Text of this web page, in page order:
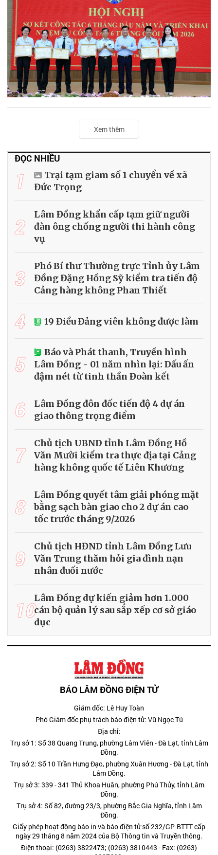
Xem thêm
ĐỌC NHIỀU
1
Trại tạm giam số 1 chuyển về xã
Đức Trọng
2
Lâm Đồng khẩn cấp tạm giữ người
đàn ông chống người thi hành công
vụ
3
Phó Bí thư Thường trực Tỉnh ủy Lâm
Đồng Đặng Hồng Sỹ kiểm tra tiến độ
Cảng hàng không Phan Thiết
4 19 Điều Đảng viên không được làm
5
Báo và Phát thanh, Truyền hình
Lâm Đồng - 01 năm nhìn lại: Dấu ấn
đậm nét từ tinh thần Đoàn kết
6
Lâm Đồng đôn đốc tiến độ 4 dự án
giao thông trọng điểm
7
Chủ tịch UBND tỉnh Lâm Đồng Hồ
Văn Mười kiểm tra thực địa tại Cảng
hàng không quốc tế Liên Khương
8
Lâm Đồng quyết tâm giải phóng mặt
bằng sạch bàn giao cho 2 dự án cao
tốc trước tháng 9/2026
9
Chủ tịch HĐND tỉnh Lâm Đồng Lưu
Văn Trung thăm hỏi gia đình nạn
nhân đuối nước
10Lâm Đồng dự kiến giảm hơn 1.000
cán bộ quản lý sau sắp xếp cơ sở giáo
dục
BÁO LÂM ĐỒNG ĐIỆN TỬ
Giám đốc: Lê Huy Toàn
Phó Giám đốc phụ trách báo điện tử: Vũ Ngọc Tú
Địa chỉ:
Trụ sở 1: Số 38 Quang Trung, phường Lâm Viên - Đà Lạt, tỉnh Lâm
Đồng.
Trụ sở 2: Số 10 Trần Hưng Đạo, phường Xuân Hương - Đà Lạt, tỉnh
Lâm Đồng.
Trụ sở 3: 339 - 341 Thủ Khoa Huân, phường Phú Thủy, tỉnh Lâm
Đồng.
Trụ sở 4: Số 82, đường 23/3, phường Bắc Gia Nghĩa, tỉnh Lâm
Đồng.
Giấy phép hoạt động báo in và báo điện tử số 232/GP-BTTT cấp
ngày 29 tháng 8 năm 2024 của Bộ Thông tin và Truyền thông.
Điện thoại: (0263) 3822473; (0263) 3810443 - Fax: (0263)